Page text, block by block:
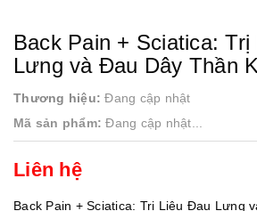
Back Pain + Sciatica:
Lưng và Đau Dây Thần
Thương hiệu: Đang cập nhật
Mã sản phẩm: Đang cập nhật...
Liên hệ
Back Pain + Sciatica: Trị Liệu Đau Lưng